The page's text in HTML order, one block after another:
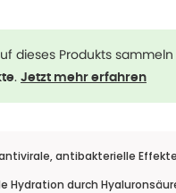
dieses Produkts sammeln
. Jetzt mehr erfahren
antibakterielle Effekte
Hydration durch